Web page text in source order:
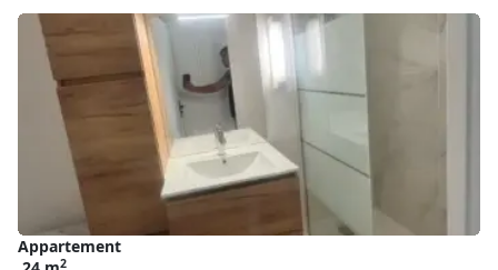
Appartement
2